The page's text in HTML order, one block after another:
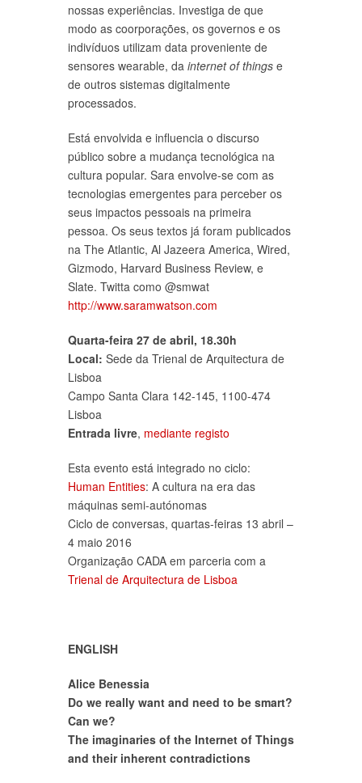
nossas experiências. Investiga de que
modo as coorporações, os governos e os
indivíduos utilizam data proveniente de
sensores wearable, da internet of things e
de outros sistemas digitalmente
processados.
Está envolvida e influencia o discurso
público sobre a mudança tecnológica na
cultura popular. Sara envolve-se com as
tecnologias emergentes para perceber os
seus impactos pessoais na primeira
pessoa. Os seus textos já foram publicados
na The Atlantic, Al Jazeera America, Wired,
Gizmodo, Harvard Business Review, e
Slate. Twitta como @smwat
http://www.saramwatson.com
Quarta-feira 27 de abril, 18.30h
Local: Sede da Trienal de Arquitectura de
Lisboa
Campo Santa Clara 142-145, 1100-474
Lisboa
Entrada livre, mediante registo
Esta evento está integrado no ciclo:
Human Entities: A cultura na era das
máquinas semi-autónomas
Ciclo de conversas, quartas-feiras 13 abril –
4 maio 2016
Organização CADA em parceria com a
Trienal de Arquitectura de Lisboa
ENGLISH
Alice Benessia
Do we really want and need to be smart?
Can we?
The imaginaries of the Internet of Things
and their inherent contradictions